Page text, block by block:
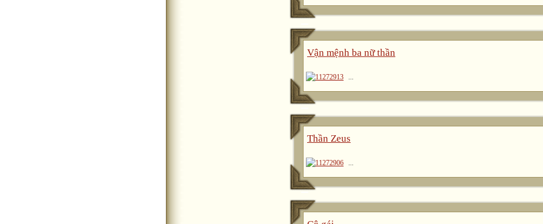
Vận mệnh ba nữ thần
...
Thần Zeus
...